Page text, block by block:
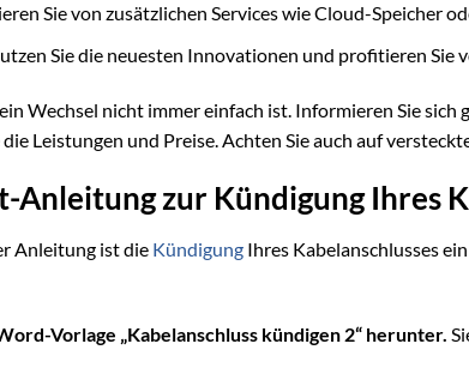
Sie von zusätzlichen Services wie Cloud-Speicher
Sie die neuesten Innovationen und profitieren Sie
Wechsel nicht immer einfach ist. Informieren Sie
Leistungen und Preise. Achten Sie auch auf
zur Kündigung Ihres
Anleitung ist die Kündigung Ihres Kabelanschlusses
Vorlage „Kabelanschluss kündigen 2“ herunter.